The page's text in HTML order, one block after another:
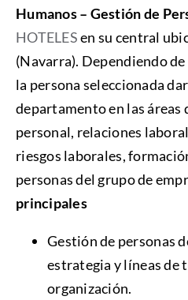
Humanos – Gestión de
HOTELESen su central
(Navarra). Dependiendo
la persona seleccionada
departamento en las
personal, relaciones
riesgos laborales,
personas del grupo de
principales
Gestión de personas
estrategia y líneas de
organización.